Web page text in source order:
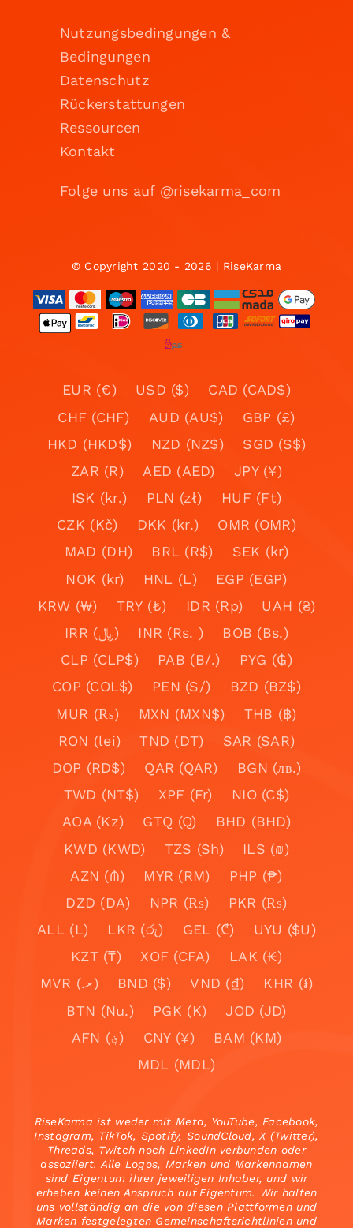
Nutzungsbedingungen &
Bedingungen
Datenschutz
Rückerstattungen
Ressourcen
Kontakt
Folge uns auf @risekarma_com
© Copyright 2020 - 2026 | RiseKarma
EUR (€) USD ($)
CAD (CAD$)
CHF (CHF)
AUD (AU$)
GBP (£)
HKD (HKD$)
NZD (NZ$)
SGD (S$)
ZAR (R)
AED (AED)
JPY (¥)
ISK (kr.)
PLN (zł)
HUF (Ft)
CZK (Kč)
DKK (kr.)
OMR (OMR)
MAD (DH)
BRL (R$)
SEK (kr)
NOK (kr)
HNL (L)
EGP (EGP)
KRW (₩)
TRY (₺) IDR (Rp)
UAH (₴)
IRR (﷼)
INR (Rs. )
BOB (Bs.)
CLP (CLP$)
PAB (B/.)
PYG (₲)
COP (COL$)
PEN (S/)
BZD (BZ$)
MUR (₨)
MXN (MXN$)
THB (฿)
RON (lei)
TND (DT)
SAR (SAR)
DOP (RD$)
QAR (QAR)
BGN (лв.)
TWD (NT$)
XPF (Fr)
NIO (C$)
AOA (Kz)
GTQ (Q)
BHD (BHD)
KWD (KWD)
TZS (Sh)
ILS (₪)
AZN (₼)
MYR (RM)
PHP (₱)
DZD (DA)
NPR (₨)
PKR (₨)
ALL (L)
LKR (රු) GEL (₾)
UYU ($U)
KZT (₸)
XOF (CFA)
LAK (₭)
MVR (.ރ)
BND ($) VND (₫)
KHR (៛)
BTN (Nu.)
PGK (K)
JOD (JD)
AFN (؋)
CNY (¥)
BAM (KM)
MDL (MDL)
RiseKarma ist weder mit Meta, YouTube, Facebook,
Instagram, TikTok, Spotify, SoundCloud, X (Twitter),
Threads, Twitch noch LinkedIn verbunden oder
assoziiert. Alle Logos, Marken und Markennamen
sind Eigentum ihrer jeweiligen Inhaber, und wir
erheben keinen Anspruch auf Eigentum. Wir halten
uns vollständig an die von diesen Plattformen und
Marken festgelegten Gemeinschaftsrichtlinien und